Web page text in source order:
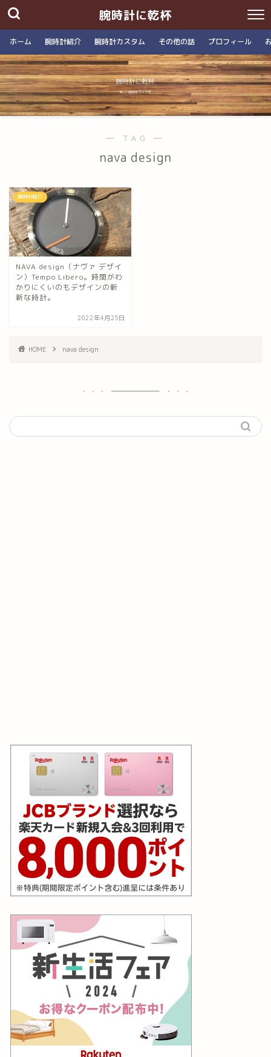
腕時計に乾杯
ホーム 腕時計紹介 腕時計カスタム その他の話 プロフィール
― TAG ―
nava design
腕時計紹介
NAVA design（ナヴァ デザイ
ン）Tempo Libero。時間がわ
かりにくいのもデザインの斬
新な時計。
2022年4月25日
HOME nava design